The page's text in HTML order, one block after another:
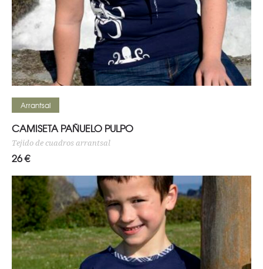
Seleccionar opciones
Arrantsal
CAMISETA PAÑUELO PULPO
Tejido de cuadros arrantsal
26€